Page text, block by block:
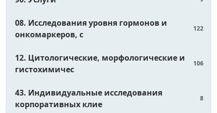
08. Исследования уровня гормонов и
онкомаркеров, с
122
12. Цитологические, морфологические и
гистохимичес
106
43. Индивидуальные исследования
корпоративных клие
8